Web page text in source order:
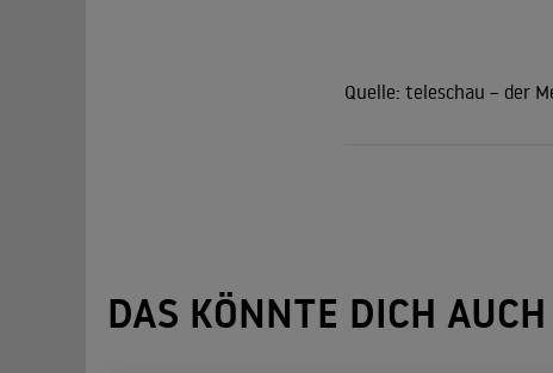
Quelle: teleschau – der
DAS KÖNNTE DICH